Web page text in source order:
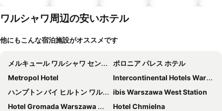
ワルシャワ周辺の安いホテル
他にもこんな宿泊施設がオススメです
メルキュール ワルシャワ セントラム
ポロニア パレス ホテル
Metropol Hotel
Intercontinental Hotels Warsaw By Ihg
ハンプトン バイ ヒルトン ワルシャワ シティ センター
ibis Warszawa West Station
Hotel Gromada Warszawa Centrum
Hotel Chmielna